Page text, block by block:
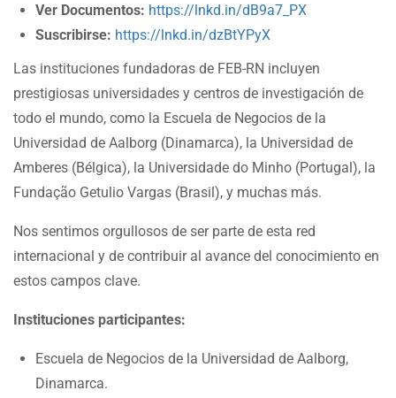
Ver Documentos: https://lnkd.in/dB9a7_PX
Suscribirse: https://lnkd.in/dzBtYPyX
Las instituciones fundadoras de FEB-RN incluyen
prestigiosas universidades y centros de investigación de
todo el mundo, como la Escuela de Negocios de la
Universidad de Aalborg (Dinamarca), la Universidad de
Amberes (Bélgica), la Universidade do Minho (Portugal), la
Fundação Getulio Vargas (Brasil), y muchas más.
Nos sentimos orgullosos de ser parte de esta red
internacional y de contribuir al avance del conocimiento en
estos campos clave.
Instituciones participantes:
Escuela de Negocios de la Universidad de Aalborg,
Dinamarca.